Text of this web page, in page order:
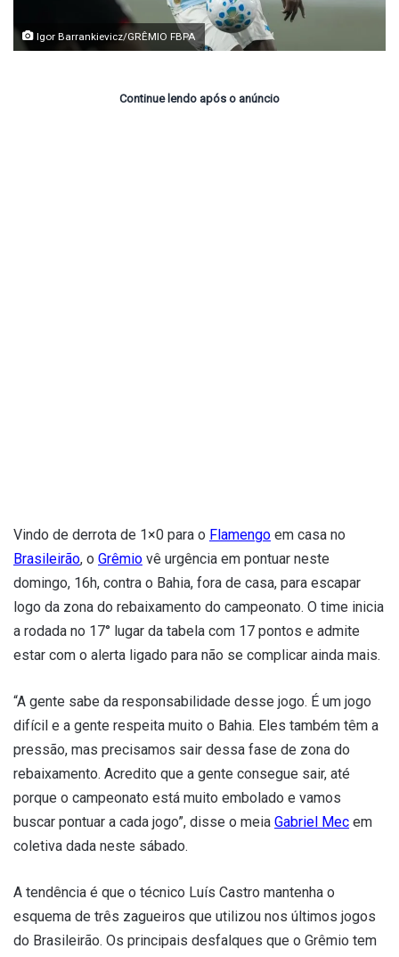
Igor Barrankievicz/GRÊMIO FBPA
Continue lendo após o anúncio
Vindo de derrota de 1×0 para o Flamengo em casa no
Brasileirão, o Grêmio vê urgência em pontuar neste
domingo, 16h, contra o Bahia, fora de casa, para escapar
logo da zona do rebaixamento do campeonato. O time inicia
a rodada no 17° lugar da tabela com 17 pontos e admite
estar com o alerta ligado para não se complicar ainda mais.
“A gente sabe da responsabilidade desse jogo. É um jogo
difícil e a gente respeita muito o Bahia. Eles também têm a
pressão, mas precisamos sair dessa fase de zona do
rebaixamento. Acredito que a gente consegue sair, até
porque o campeonato está muito embolado e vamos
buscar pontuar a cada jogo”, disse o meia Gabriel Mec em
coletiva dada neste sábado.
A tendência é que o técnico Luís Castro mantenha o
esquema de três zagueiros que utilizou nos últimos jogos
do Brasileirão. Os principais desfalques que o Grêmio tem